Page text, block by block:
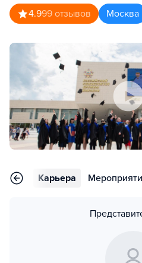
4.999 отзывов Москва
Карьера